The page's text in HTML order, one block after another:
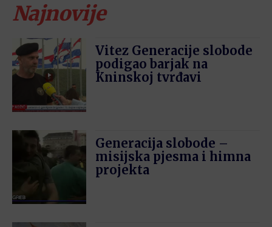
Najnovije
Vitez Generacije slobode
podigao barjak na
Kninskoj tvrđavi
Generacija slobode –
misijska pjesma i himna
projekta